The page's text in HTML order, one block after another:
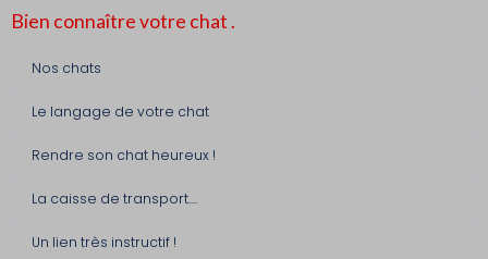
Bien connaître votre chat .
Nos chats
Le langage de votre chat
Rendre son chat heureux !
La caisse de transport....
Un lien très instructif !